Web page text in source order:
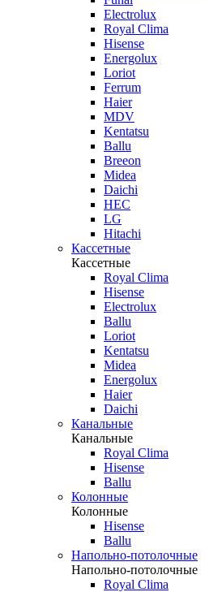
Electrolux
Royal Clima
Hisense
Energolux
Loriot
Ferrum
Haier
MDV
Kentatsu
Ballu
Breeon
Midea
Daichi
HEC
LG
Hitachi
Кассетные
Кассетные
Royal Clima
Hisense
Electrolux
Ballu
Loriot
Kentatsu
Midea
Energolux
Haier
Daichi
Канальные
Канальные
Royal Clima
Hisense
Ballu
Колонные
Колонные
Hisense
Ballu
Напольно-потолочные
Напольно-потолочные
Royal Clima